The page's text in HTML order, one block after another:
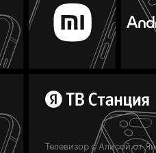
Телевизор с Алисой от